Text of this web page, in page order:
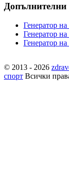
Допълнителни
Генератор
Генератор
Генератор
© 2013 - 2026
спорт Всички